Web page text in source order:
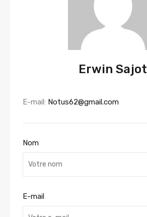
Erwin Sajot
E-mail: Notus62@gmail.com
Nom
E-mail